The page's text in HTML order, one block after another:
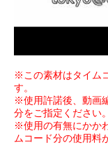
※この素材はタイム
す。
※使用許諾後、動画
分をご指定ください。
※使用の有無にかか
ムコード分の使用料